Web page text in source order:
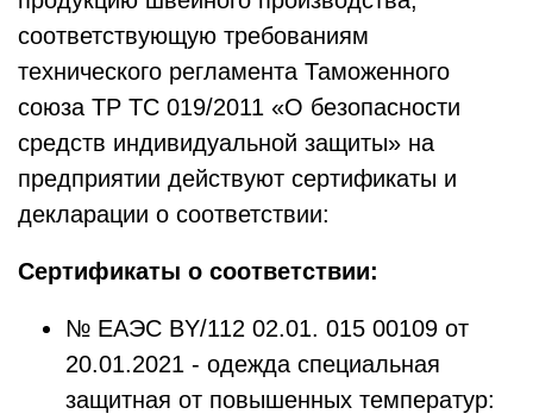
соответствующую требованиям
технического регламента Таможенного
союза ТР ТС 019/2011 «О безопасности
средств индивидуальной защиты» на
предприятии действуют сертификаты и
декларации о соответствии:
Сертификаты о соответствии:
№ ЕАЭС ВY/112 02.01. 015 00109 от
20.01.2021 - одежда специальная
защитная от повышенных температур: